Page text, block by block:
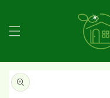
進む
商品情
報にス
キップ